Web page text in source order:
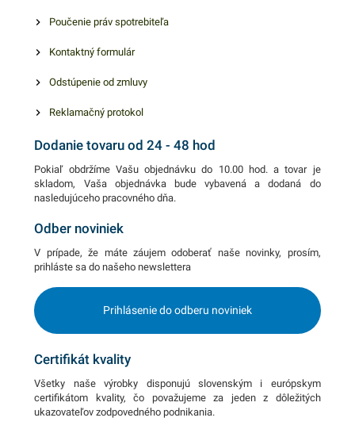
Poučenie práv spotrebiteľa
Kontaktný formulár
Odstúpenie od zmluvy
Reklamačný protokol
Dodanie tovaru od 24 - 48 hod
Pokiaľ obdržíme Vašu objednávku do 10.00 hod. a tovar je
skladom, Vaša objednávka bude vybavená a dodaná do
nasledujúceho pracovného dňa.
Odber noviniek
V prípade, že máte záujem odoberať naše novinky, prosím,
prihláste sa do našeho newslettera
Prihlásenie do odberu noviniek
Certifikát kvality
Všetky naše výrobky disponujú slovenským i európskym
certifikátom kvality, čo považujeme za jeden z dôležitých
ukazovateľov zodpovedného podnikania.